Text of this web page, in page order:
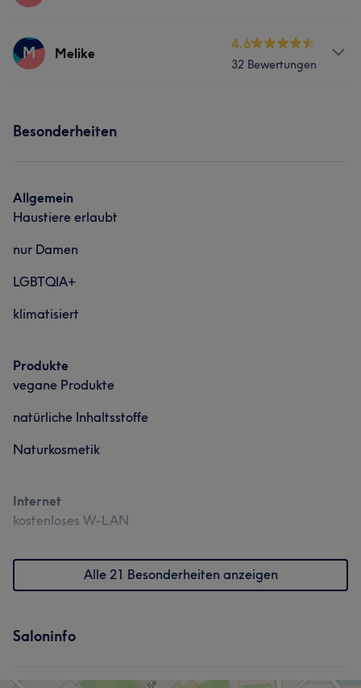
Services
M Melike
4.6
32 Bewertungen
Besonderheiten
Allgemein
Haustiere erlaubt
nur Damen
LGBTQIA+
klimatisiert
Produkte
vegane Produkte
natürliche Inhaltsstoffe
Naturkosmetik
Internet
kostenloses W-LAN
Alle 21 Besonderheiten anzeigen
Saloninfo